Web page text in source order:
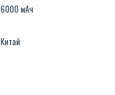
6000 мАч
Китай